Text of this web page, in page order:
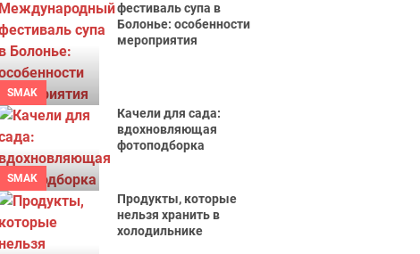
SMAK
фестиваль супа в
Болонье: особенности
мероприятия
SMAK
Качели для сада:
вдохновляющая
фотоподборка
Продукты, которые
нельзя хранить в
холодильнике